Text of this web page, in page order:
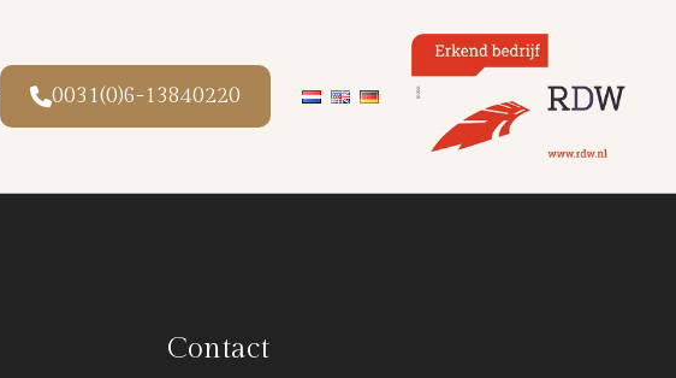
0031(0)6-13840220
Contact